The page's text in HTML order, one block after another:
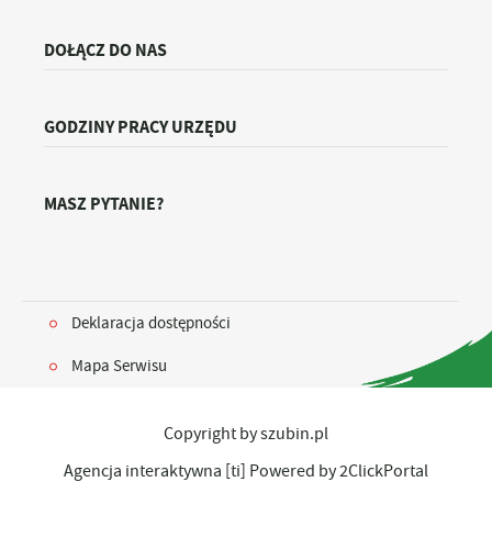
DOŁĄCZ DO NAS
GODZINY PRACY URZĘDU
MASZ PYTANIE?
Deklaracja dostępności
Mapa Serwisu
Copyright by szubin.pl
Agencja interaktywna [ti] Powered by2ClickPortal